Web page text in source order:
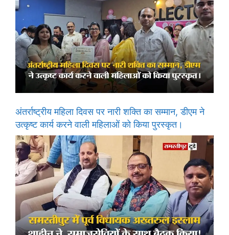
अंतर्राष्ट्रीय महिला दिवस पर नारी शक्ति का सम्मान, डीएम ने
उत्कृष्ट कार्य करने वाली महिलाओं को किया पुरस्कृत।